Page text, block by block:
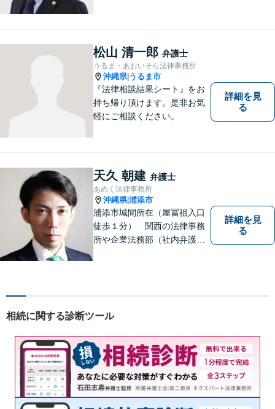
知識の習得を心がけるだけで
はなく、一社会人として相談
者の心に寄り添っていける弁
護士でありたいと思っていま
す。
松山 清一郎 弁護士
うるま・あおいそら法律事務所
沖縄県| うるま市
『法律相談結果シート』をお
持ち帰り頂けます。是非お気
軽にご相談ください。
詳細を見
る
天久 朝建 弁護士
あめく法律事務所
沖縄県|浦添市
浦添市城間所在（屋冨祖入口
徒歩１分） 関西の法律事務
所や企業法務部（社内弁護士
詳細を見
る
相続に関する診断ツール